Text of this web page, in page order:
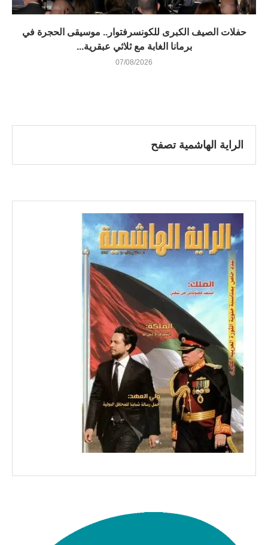
​حفلات الصيف الكبرى للكونسرفتوار.. موسيقى الحجرة في
برمانا الغابة مع ثلاثي عبقرية...
07/08/2026
الراية الهاشمية تصفح